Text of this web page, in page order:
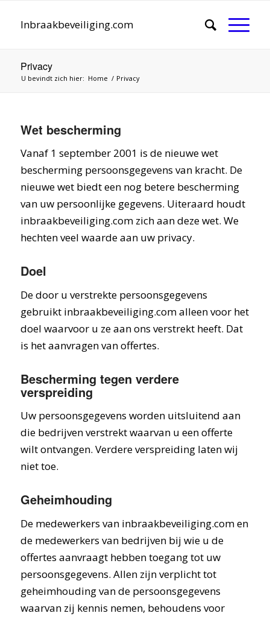
Inbraakbeveiliging.com
Privacy
U bevindt zich hier: Home / Privacy
Wet bescherming
Vanaf 1 september 2001 is de nieuwe wet
bescherming persoonsgegevens van kracht. De
nieuwe wet biedt een nog betere bescherming
van uw persoonlijke gegevens. Uiteraard houdt
inbraakbeveiliging.com zich aan deze wet. We
hechten veel waarde aan uw privacy.
Doel
De door u verstrekte persoonsgegevens
gebruikt inbraakbeveiliging.com alleen voor het
doel waarvoor u ze aan ons verstrekt heeft. Dat
is het aanvragen van offertes.
Bescherming tegen verdere
verspreiding
Uw persoonsgegevens worden uitsluitend aan
die bedrijven verstrekt waarvan u een offerte
wilt ontvangen. Verdere verspreiding laten wij
niet toe.
Geheimhouding
De medewerkers van inbraakbeveiliging.com en
de medewerkers van bedrijven bij wie u de
offertes aanvraagt hebben toegang tot uw
persoonsgegevens. Allen zijn verplicht tot
geheimhouding van de persoonsgegevens
waarvan zij kennis nemen, behoudens voor